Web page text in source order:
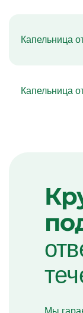
Капельница
Капельница
Мы